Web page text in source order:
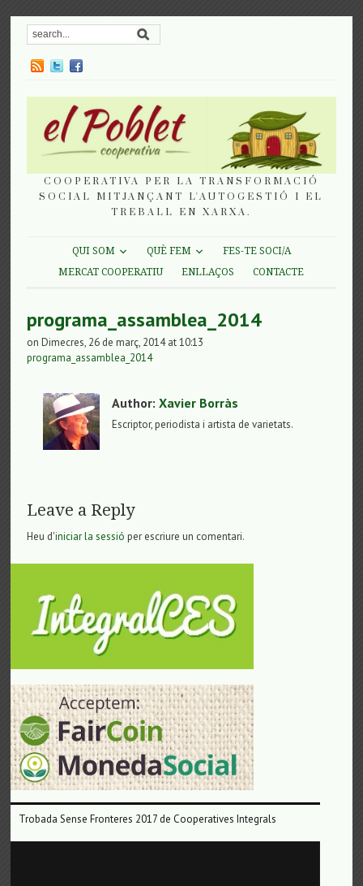
COOPERATIVA PER LA TRANSFORMACIÓ
SOCIAL MITJANÇANT L'AUTOGESTIÓ I EL
TREBALL EN XARXA.
QUI SOM QUÈ FEM
FES-TE SOCI/A
MERCAT COOPERATIU
ENLLAÇOS CONTACTE
programa_assamblea_2014
on Dimecres, 26 de març, 2014 at 10:13
programa_assamblea_2014
Author:Xavier Borràs
Escriptor, periodista i artista de varietats.
Leave a Reply
Heu d'iniciar la sessió per escriure un comentari.
Trobada Sense Fronteres 2017 de Cooperatives Integrals